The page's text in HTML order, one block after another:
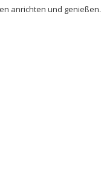
anrichten und genießen.